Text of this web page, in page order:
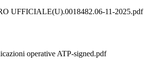
UFFICIALE(U).0018482.06-11-2025.pdf
operative ATP-signed.pdf